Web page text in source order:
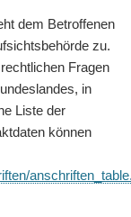
dem Betroffenen
zu.
Fragen
in
Liste der
können